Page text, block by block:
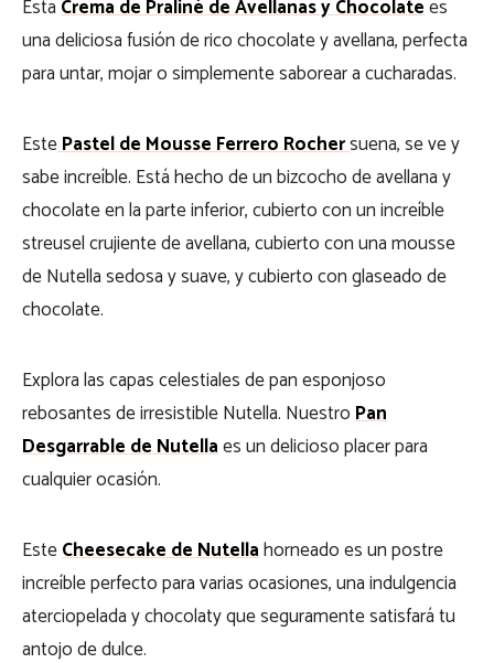
EstaCrema de Praliné de Avellanas y Chocolatees
una deliciosa fusión de rico chocolate y avellana, perfecta
para untar, mojar o simplemente saborear a cucharadas.
EstePastel de Mousse Ferrero Rochersuena, se ve y
sabe increíble. Está hecho de un bizcocho de avellana y
chocolate en la parte inferior, cubierto con un increíble
streusel crujiente de avellana, cubierto con una mousse
de Nutella sedosa y suave, y cubierto con glaseado de
chocolate.
Explora las capas celestiales de pan esponjoso
rebosantes de irresistible Nutella. NuestroPan
Desgarrable de Nutellaes un delicioso placer para
cualquier ocasión.
EsteCheesecake de Nutellahorneado es un postre
increíble perfecto para varias ocasiones, una indulgencia
aterciopelada y chocolaty que seguramente satisfará tu
antojo de dulce.